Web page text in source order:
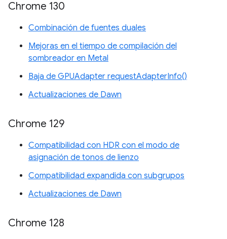
Chrome 130
Combinación de fuentes duales
Mejoras en el tiempo de compilación del
sombreador en Metal
Baja de GPUAdapter requestAdapterInfo()
Actualizaciones de Dawn
Chrome 129
Compatibilidad con HDR con el modo de
asignación de tonos de lienzo
Compatibilidad expandida con subgrupos
Actualizaciones de Dawn
Chrome 128